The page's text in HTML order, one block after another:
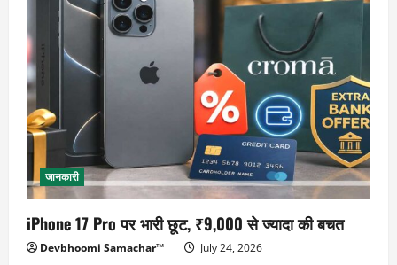
जानकारी
iPhone 17 Pro पर भारी छूट, ₹9,000 से ज्यादा की बचत
Devbhoomi Samachar™ July 24, 2026